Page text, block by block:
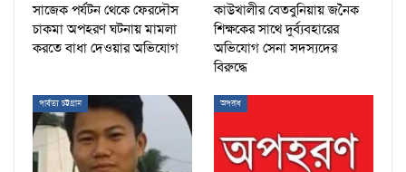
সাজেক পর্যটন থেকে ফেরদৌস
চাকমা অপহরণ ঘটনায় মামলা
করতে বাধা দেওয়ার অভিযোগ
কাউখালীর বেতবুনিয়ায় জনৈক
শিক্ষকের সাথে দুর্ব্যবহারের
অভিযোগ সেনা সদস্যদের
বিরুদ্ধে
পার্বত্য চট্টগ্রাম অপরাধ